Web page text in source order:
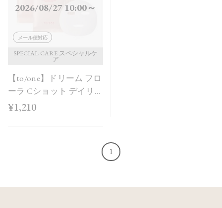
2026/08/27 10:00～
メール便対応
SPECIAL CARE スペシャルケ
ア
【to/one】ドリーム フロ
ーラ Cショット デイリー
マスク 5包入
¥1,210
1